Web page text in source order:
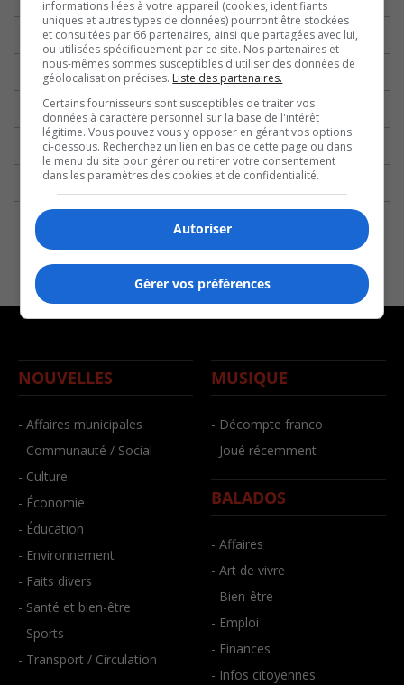
NOUVELLES
- Affaires municipales
- Communauté / Social
- Culture
- Économie
- Éducation
- Environnement
- Faits divers
- Santé et bien-être
- Sports
- Transport / Circulation
MUSIQUE
- Décompte franco
- Joué récemment
BALADOS
- Affaires
- Art de vivre
- Bien-être
- Emploi
- Finances
- Infos citoyennes
informations liées à votre appareil (cookies, identifiants
uniques et autres types de données) pourront être stockées
et consultées par 66 partenaires, ainsi que partagées avec lui,
ou utilisées spécifiquement par ce site. Nos partenaires et
nous-mêmes sommes susceptibles d'utiliser des données de
géolocalisation précises. Liste des partenaires.
Certains fournisseurs sont susceptibles de traiter vos
données à caractère personnel sur la base de l'intérêt
légitime. Vous pouvez vous y opposer en gérant vos options
ci-dessous. Recherchez un lien en bas de cette page ou dans
le menu du site pour gérer ou retirer votre consentement
dans les paramètres des cookies et de confidentialité.
Autoriser
Gérer vos préférences